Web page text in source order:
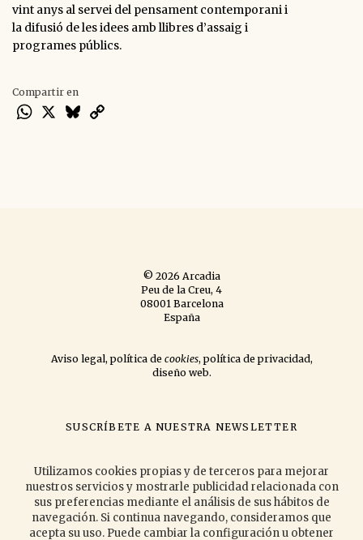
vint anys al servei del pensament contemporani i
la difusió de les idees amb llibres d’assaig i
programes públics.
Compartir en
WhatsApp
X Bluesky
© 2026 Arcadia
Peu de la Creu, 4
08001 Barcelona
España
Aviso legal,política de cookies,política de privacidad,
diseño web.
SUSCRÍBETE A NUESTRA NEWSLETTER
actividades que organizamos.
Acepto lapolítica de privacidad .
Utilizamos cookies propias y de terceros para mejorar
nuestros servicios y mostrarle publicidad relacionada con
sus preferencias mediante el análisis de sus hábitos de
navegación. Si continua navegando, consideramos que
acepta su uso. Puede cambiar la configuración u obtener